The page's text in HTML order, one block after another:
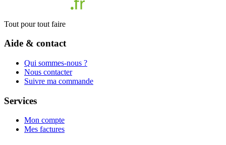
Tout pour tout faire
Aide & contact
Qui sommes-nous ?
Nous contacter
Suivre ma commande
Services
Mon compte
Mes factures